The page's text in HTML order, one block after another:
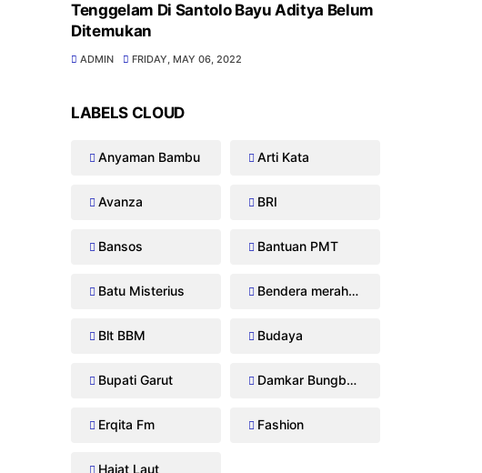
Tenggelam Di Santolo Bayu Aditya Belum
Ditemukan
ADMIN FRIDAY, MAY 06, 2022
LABELS CLOUD
Anyaman Bambu Arti Kata
Avanza BRI
Bansos Bantuan PMT
Batu Misterius Bendera merah putih
Blt BBM Budaya
Bupati Garut Damkar Bungbulang
Erqita Fm Fashion
Hajat Laut